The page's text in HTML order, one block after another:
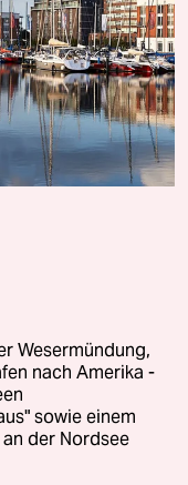
Wesermündung,
nach Amerika -
sowie einem
der Nordsee